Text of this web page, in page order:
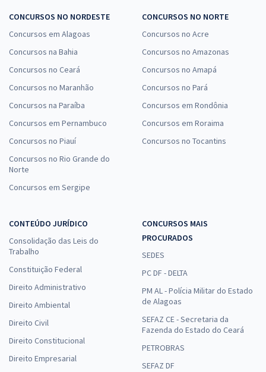
CONCURSOS NO NORDESTE
Concursos em Alagoas
Concursos na Bahia
Concursos no Ceará
Concursos no Maranhão
Concursos na Paraíba
Concursos em Pernambuco
Concursos no Piauí
Concursos no Rio Grande do
Norte
Concursos em Sergipe
CONCURSOS NO NORTE
Concursos no Acre
Concursos no Amazonas
Concursos no Amapá
Concursos no Pará
Concursos em Rondônia
Concursos em Roraima
Concursos no Tocantins
CONTEÚDO JURÍDICO
Consolidação das Leis do
Trabalho
Constituição Federal
Direito Administrativo
Direito Ambiental
Direito Civil
Direito Constitucional
Direito Empresarial
CONCURSOS MAIS
PROCURADOS
SEDES
PC DF - DELTA
PM AL - Polícia Militar do Estado
de Alagoas
SEFAZ CE - Secretaria da
Fazenda do Estado do Ceará
PETROBRAS
SEFAZ DF